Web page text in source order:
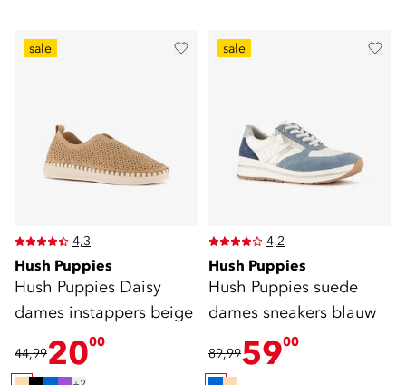
sale
4,3
Hush Puppies
Hush Puppies Daisy
dames instappers beige
44,992000
sale
4,2
Hush Puppies
Hush Puppies suede
dames sneakers blauw
89,995900